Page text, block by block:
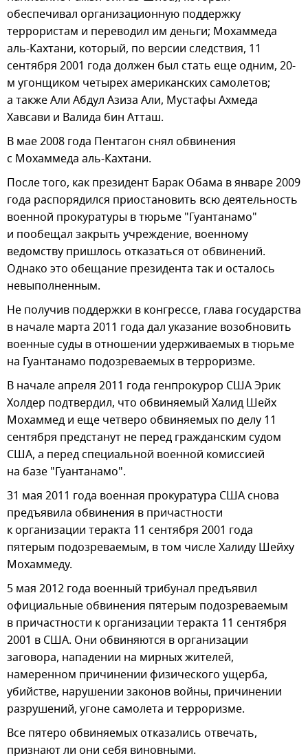
обеспечивал организационную поддержку
террористам и переводил им деньги; Мохаммеда
аль-Кахтани, который, по версии следствия, 11
сентября 2001 года должен был стать еще одним, 20-
м угонщиком четырех американских самолетов;
а также Али Абдул Азиза Али, Мустафы Ахмеда
Хавсави и Валида бин Атташ.
В мае 2008 года Пентагон снял обвинения
с Мохаммеда аль-Кахтани.
После того, как президент Барак Обама в январе 2009
года распорядился приостановить всю деятельность
военной прокуратуры в тюрьме "Гуантанамо"
и пообещал закрыть учреждение, военному
ведомству пришлось отказаться от обвинений.
Однако это обещание президента так и осталось
невыполненным.
Не получив поддержки в конгрессе, глава государства
в начале марта 2011 года дал указание возобновить
военные суды в отношении удерживаемых в тюрьме
на Гуантанамо подозреваемых в терроризме.
В начале апреля 2011 года генпрокурор США Эрик
Холдер подтвердил, что обвиняемый Халид Шейх
Мохаммед и еще четверо обвиняемых по делу 11
сентября предстанут не перед гражданским судом
США, а перед специальной военной комиссией
на базе "Гуантанамо".
31 мая 2011 года военная прокуратура США снова
предъявила обвинения в причастности
к организации теракта 11 сентября 2001 года
пятерым подозреваемым, в том числе Халиду Шейху
Мохаммеду.
5 мая 2012 года военный трибунал предъявил
официальные обвинения пятерым подозреваемым
в причастности к организации теракта 11 сентября
2001 в США. Они обвиняются в организации
заговора, нападении на мирных жителей,
намеренном причинении физического ущерба,
убийстве, нарушении законов войны, причинении
разрушений, угоне самолета и терроризме.
Все пятеро обвиняемых отказались отвечать,
признают ли они себя виновными.